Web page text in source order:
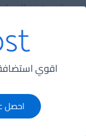
اقوي استضافة
احصل
ستجد هذه
القاطعة هي لا
البرمجة باللغة
اشترك فى
البريد الإلكترونى